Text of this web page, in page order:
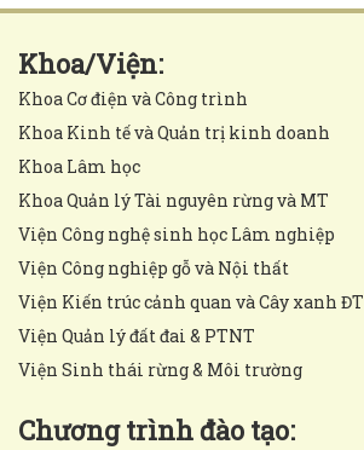
Khoa/Viện:
Khoa Cơ điện và Công trình
Khoa Kinh tế và Quản trị kinh doanh
Khoa Lâm học
Khoa Quản lý Tài nguyên rừng và MT
Viện Công nghệ sinh học Lâm nghiệp
Viện Công nghiệp gỗ và Nội thất
Viện Kiến trúc cảnh quan và Cây xanh ĐT
Viện Quản lý đất đai & PTNT
Viện Sinh thái rừng & Môi trường
Chương trình đào tạo: